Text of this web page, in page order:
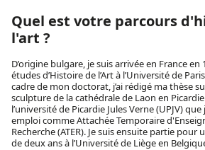
Quel est votre parcours
l'art ?
D’origine bulgare, je suis arrivée en France
études d’Histoire de l’Art à l’Université de
cadre de mon doctorat, j’ai rédigé ma thèse
sculpture de la cathédrale de Laon en Picardie.
l’université de Picardie Jules Verne (UPJV)
emploi comme Attachée Temporaire
Recherche (ATER). Je suis ensuite partie
de deux ans à l’Université de Liège en